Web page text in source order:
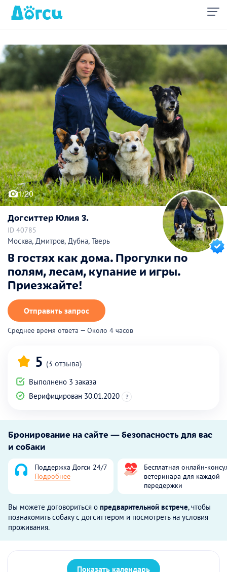
1/20
Догситтер Юлия З.
ID 40785
Москва, Дмитров, Дубна, Тверь
В гостях как дома. Прогулки по
полям, лесам, купание и игры.
Приезжайте!
Отправить запрос
Среднее время ответа — Около 4 часов
5 (3 отзыва)
Выполнено 3 заказа
Верифицирован 30.01.2020
?
Бронирование на сайте — безопасность для вас
и собаки
Поддержка Догси 24/7
Подробнее
Бесплатная онлайн-
ветеринара для каждой
передержки
Вы можете договориться о предварительной встрече, чтобы
познакомить собаку с догситтером и посмотреть на условия
проживания.
Показать календарь